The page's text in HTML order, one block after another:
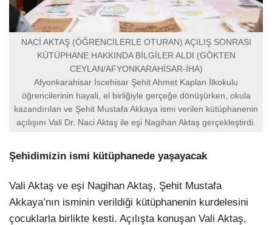
NACİ AKTAŞ (ÖĞRENCİLERLE OTURAN) AÇILIŞ SONRASI
KÜTÜPHANE HAKKINDA BİLGİLER ALDI (GÖKTEN
CEYLAN/AFYONKARAHİSAR-İHA)
Afyonkarahisar İscehisar Şehit Ahmet Kaplan İlkokulu
öğrencilerinin hayali, el birliğiyle gerçeğe dönüşürken, okula
kazandırılan ve Şehit Mustafa Akkaya ismi verilen kütüphanenin
açılışını Vali Dr. Naci Aktaş ile eşi Nagihan Aktaş gerçekleştirdi.
Şehidimizin ismi kütüphanede yaşayacak
Vali Aktaş ve eşi Nagihan Aktaş, Şehit Mustafa
Akkaya’nın isminin verildiği kütüphanenin kurdelesini
çocuklarla birlikte kesti. Açılışta konuşan Vali Aktaş,